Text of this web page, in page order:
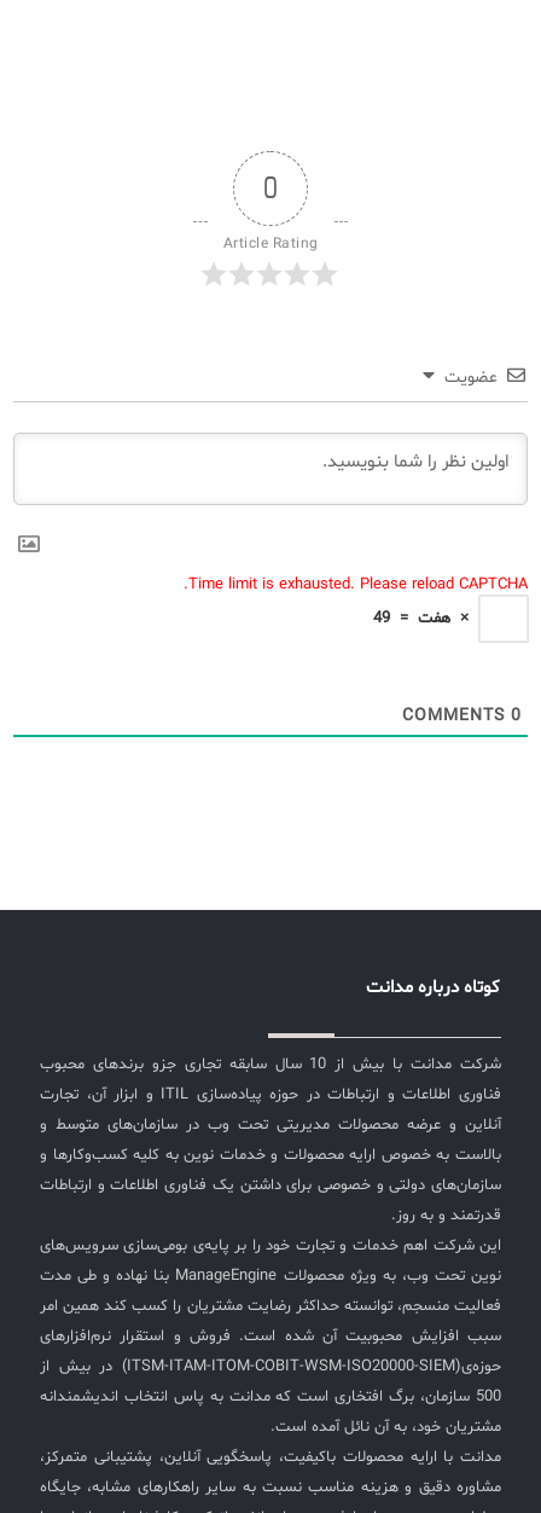
0
Article Rating
عضویت
Time limit is exhausted. Please reload CAPTCHA.
× هفت =
49
0
کوتاه درباره مدانت
شرکت مدانت با بیش از 10 سال سابقه تجاری جزو برندهای محبوب
فناوری اطلاعات و ارتباطات در حوزه پیاده‌سازی ITIL و ابزار آن، تجارت
آنلاین و عرضه محصولات مدیریتی تحت وب در سازمان‌های متوسط و
بالاست به خصوص ارایه محصولات و خدمات نوین به کلیه کسب‌وکارها و
سازمان‌های دولتی و خصوصی برای داشتن یک فناوری اطلاعات و ارتباطات
قدرتمند و به روز.
این شرکت اهم خدمات و تجارت خود را بر پایه‌ی بومی‌سازی سرویس‌های
نوین تحت وب، به ویژه محصولات ManageEngine بنا نهاده و طی مدت
فعالیت منسجم، توانسته حداکثر رضایت مشتریان را کسب کند همین امر
سبب افزایش محبوبیت آن شده است. فروش و استقرار نرم‌افزارهای
حوزه‌ی(ITSM-ITAM-ITOM-COBIT-WSM-ISO20000-SIEM) در بیش از
500 سازمان، برگ افتخاری است که مدانت به پاس انتخاب اندیشمندانه
مشتریان خود، به آن نائل آمده است.
مدانت با ارایه محصولات باکیفیت، پاسخگویی آنلاین، پشتیبانی متمرکز،
مشاوره دقیق و هزینه مناسب نسبت به سایر راهکارهای مشابه، جایگاه